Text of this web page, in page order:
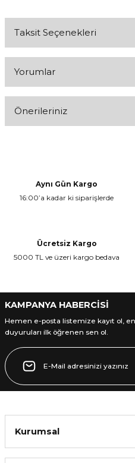
Taksit Seçenekleri
Yorumlar
Önerileriniz
Ürün resmi kalitesiz, bozuk
Aynı Gün Kargo
16:00’a kadar ki siparişlerde
Ücretsiz Kargo
5000 TL ve üzeri kargo bedava
KAMPANYA HABERCİSİ
Hemen e-posta listemize kayıt ol,
duyuruları ilk öğrenen sen ol.
Kurumsal